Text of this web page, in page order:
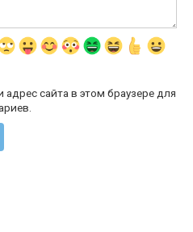
сайта в этом браузере для